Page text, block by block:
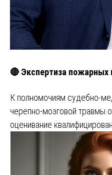
🔴 Экспертиза пожарных
К полномочиям судебно-
черепно-мозговой травмы
оценивание